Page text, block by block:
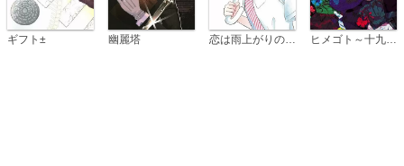
ギフト± 幽麗塔 恋は雨上がりのように ヒメゴト～十九歳の制服～